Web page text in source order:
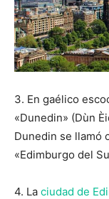
3. En gaélico
«Dunedin» (Dùn
Dunedin se llamó
«Edimburgo del
4. La ciudad de